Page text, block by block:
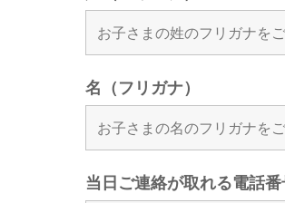
名（フリガナ）
当日ご連絡が取れる電話